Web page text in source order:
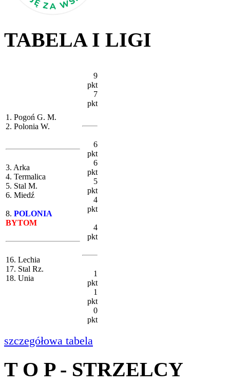
TABELA I LIGI
1. Pogoń G. M.
2. Polonia W.
3. Arka
4. Termalica
5. Stal M.
6. Miedź
8. POLONIA
BYTOM
16. Lechia
17. Stal Rz.
18. Unia
9
pkt
7
pkt
6
pkt
6
pkt
5
pkt
4
pkt
4
pkt
1
pkt
1
pkt
0
pkt
szczegółowa tabela
T O P - STRZELCY